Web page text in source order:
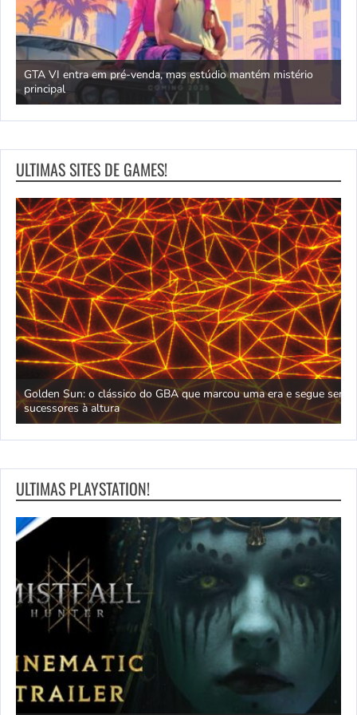
GTA VI entra em pré-venda, mas estúdio mantém mistério
principal
ULTIMAS SITES DE GAMES!
Golden Sun: o clássico do GBA que marcou uma era e segue sem
sucessores à altura
ULTIMAS PLAYSTATION!